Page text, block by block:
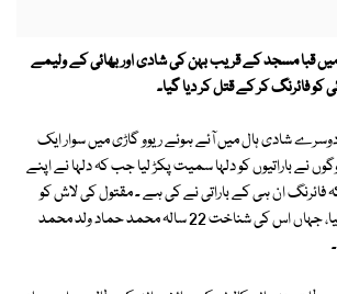
میں قبا مسجد کے قریب بہن کی شادی اور بھائی کے ولیمے
فائرنگ کر کے قتل کر دیا گیا۔
شادی ہال میں آئے ہوئے ریوو گاڑی میں سوار ایک
نے باراتیوں کو دلہا سمیت پکڑ لیا جب کہ دلہا نے اپنے
فائرنگ ان ہی کے باراتی نے کی ہے ۔ مقتول کی لاش کو
عباسی شہید اسپتال لایا گیا، جہاں اس کی شناخت 22 سالہ محمد حماد ولد محمد